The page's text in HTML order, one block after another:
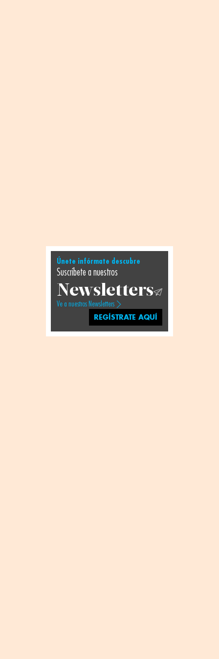
Únete infórmate descubre
Suscríbete a nuestros
Newsletters
Ve a nuestros Newsletters
REGÍSTRATE AQUÍ